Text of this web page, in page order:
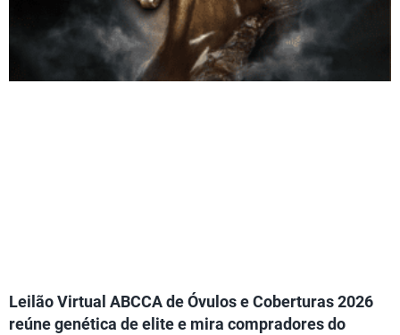
Leilão Virtual ABCCA de Óvulos e Coberturas 2026
reúne genética de elite e mira compradores do